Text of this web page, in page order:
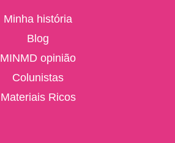
Minha história
Blog
MINMD opinião
Colunistas
Materiais Ricos